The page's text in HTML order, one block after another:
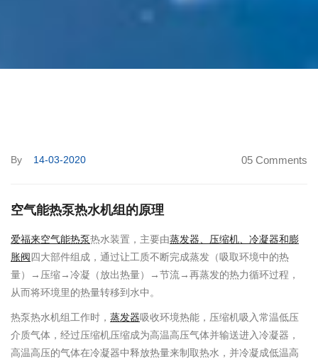
By 14-03-2020 05 Comments
空气能热泵热水机组的原理
爱福来空气能热泵热水装置，主要由蒸发器、压缩机、冷凝器和膨
胀阀四大部件组成，通过让工质不断完成蒸发（吸取环境中的热
量）→压缩→冷凝（放出热量）→节流→再蒸发的热力循环过程，
从而将环境里的热量转移到水中。
热泵热水机组工作时， 蒸发器吸收环境热能，压缩机吸入常温低压
介质气体，经过压缩机压缩成为高温高压气体并输送进入冷凝器，
高温高压的气体在冷凝器中释放热量来制取热水，并冷凝成低温高